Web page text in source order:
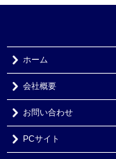
ホーム
会社概要
お問い合わせ
PCサイト